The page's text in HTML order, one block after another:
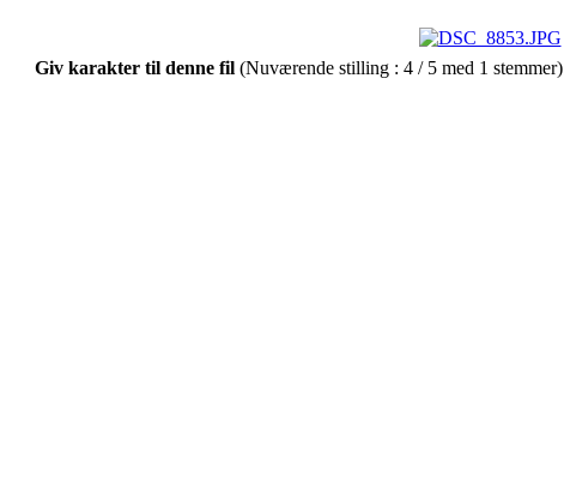
Giv karakter til denne fil (Nuværende stilling : 4 / 5 med 1 stemmer)